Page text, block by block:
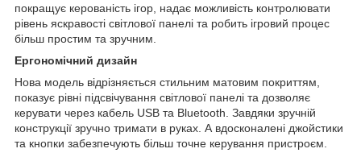
покращує керованість ігор, надає можливість контролювати
рівень яскравості світлової панелі та робить ігровий процес
більш простим та зручним.
Ергономічний дизайн
Нова модель відрізняється стильним матовим покриттям,
показує рівні підсвічування світлової панелі та дозволяє
керувати через кабель USB та Bluetooth. Завдяки зручній
конструкції зручно тримати в руках. А вдосконалені джойстики
та кнопки забезпечують більш точне керування пристроєм.